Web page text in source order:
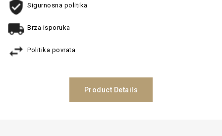
Sigurnosna politika
Brza isporuka
Politika povrata
Product Details